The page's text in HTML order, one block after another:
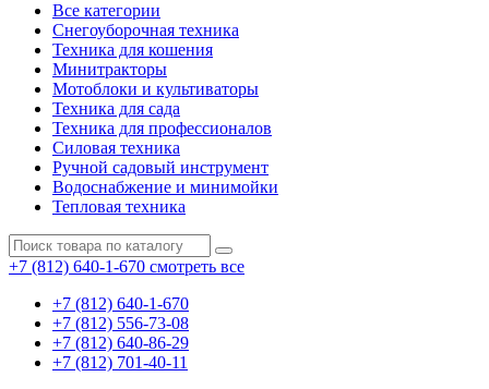
Все категории
Снегоуборочная техника
Техника для кошения
Минитракторы
Мотоблоки и культиваторы
Техника для сада
Техника для профессионалов
Силовая техника
Ручной садовый инструмент
Водоснабжение и минимойки
Тепловая техника
+7 (812) 640-1-670 смотреть все
+7 (812) 640-1-670
+7 (812) 556-73-08
+7 (812) 640-86-29
+7 (812) 701-40-11